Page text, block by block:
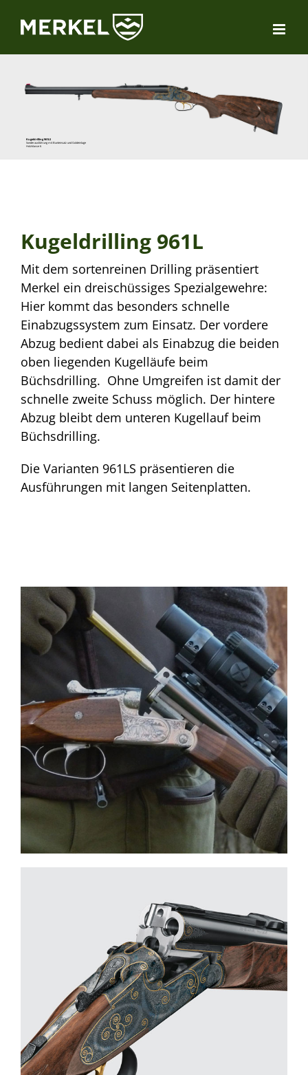
Inhalt
Kugeldrilling 961LS
Sonderausführung mit Bunteinsatz und Goldeinlage
Holzklasse 6
Kugeldrilling 961L
Mit dem sortenreinen Drilling präsentiert
Merkel ein dreischüssiges Spezialgewehre:
Hier kommt das besonders schnelle
Einabzugssystem zum Einsatz. Der vordere
Abzug bedient dabei als Einabzug die beiden
oben liegenden Kugelläufe beim
Büchsdrilling. Ohne Umgreifen ist damit der
schnelle zweite Schuss möglich. Der hintere
Abzug bleibt dem unteren Kugellauf beim
Büchsdrilling.
Die Varianten 961LS präsentieren die
Ausführungen mit langen Seitenplatten.